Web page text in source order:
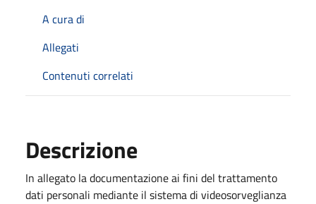
A cura di
Allegati
Contenuti correlati
Descrizione
In allegato la documentazione ai fini del trattamento
dati personali mediante il sistema di videosorveglianza